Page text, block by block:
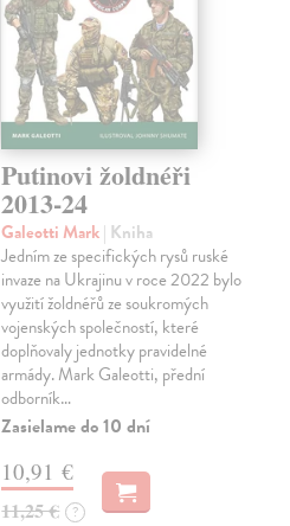
Putinovi žoldnéři
2013-24
Galeotti Mark| Kniha
Jedním ze specifických rysů ruské
invaze na Ukrajinu v roce 2022 bylo
využití žoldnéřů ze soukromých
vojenských společností, které
doplňovaly jednotky pravidelné
armády. Mark Galeotti, přední
odborník…
Zasielame do 10 dní
10,91 €
11,25 € ?